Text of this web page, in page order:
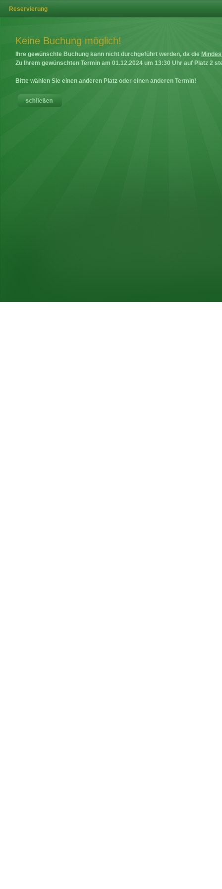
Reservierung
Keine Buchung möglich!
Ihre gewünschte Buchung kann nicht durchgeführt werden, da die
Zu Ihrem gewünschten Termin am 01.12.2024 um 13:30 Uhr auf Platz 2
Bitte wählen Sie einen anderen Platz oder einen anderen Termin!